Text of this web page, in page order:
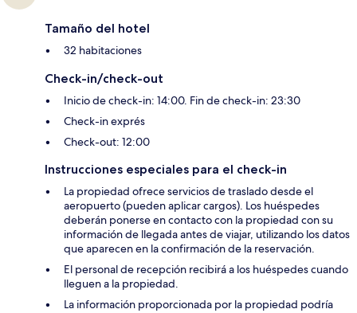
Tamaño del hotel
32 habitaciones
Check-in/check-out
Inicio de check-in: 14:00. Fin de check-in: 23:30
Check-in exprés
Check-out: 12:00
Instrucciones especiales para el check-in
La propiedad ofrece servicios de traslado desde el
aeropuerto (pueden aplicar cargos). Los huéspedes
deberán ponerse en contacto con la propiedad con su
información de llegada antes de viajar, utilizando los datos
que aparecen en la confirmación de la reservación.
El personal de recepción recibirá a los huéspedes cuando
lleguen a la propiedad.
La información proporcionada por la propiedad podría